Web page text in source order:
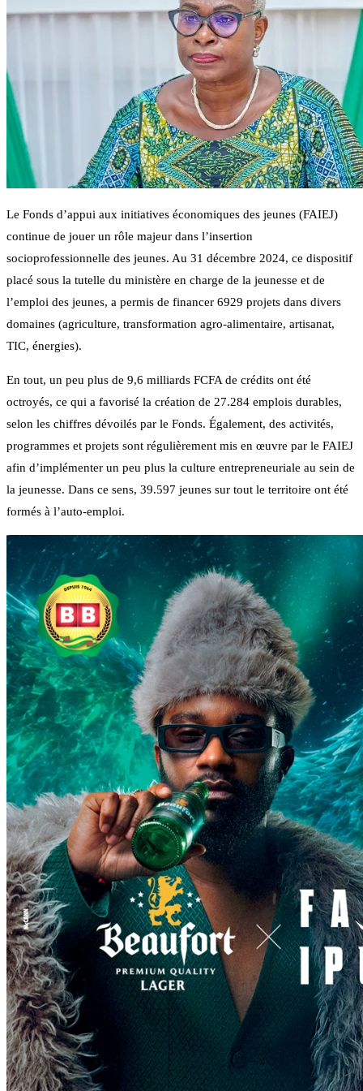
Le Fonds d’appui aux initiatives économiques des jeunes (FAIEJ)
continue de jouer un rôle majeur dans l’insertion
socioprofessionnelle des jeunes. Au 31 décembre 2024, ce dispositif
placé sous la tutelle du ministère en charge de la jeunesse et de
l’emploi des jeunes, a permis de financer 6929 projets dans divers
domaines (agriculture, transformation agro-alimentaire, artisanat,
TIC, énergies).
En tout, un peu plus de 9,6 milliards FCFA de crédits ont été
octroyés, ce qui a favorisé la création de 27.284 emplois durables,
selon les chiffres dévoilés par le Fonds. Également, des activités,
programmes et projets sont régulièrement mis en œuvre par le FAIEJ
afin d’implémenter un peu plus la culture entrepreneuriale au sein de
la jeunesse. Dans ce sens, 39.597 jeunes sur tout le territoire ont été
formés à l’auto-emploi.